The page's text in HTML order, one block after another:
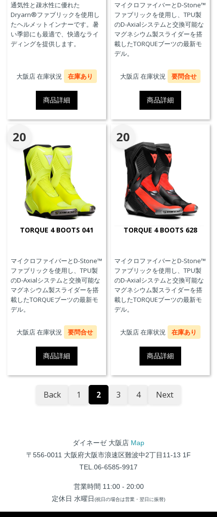
通気性と疎水性に優れた
Dryarn®ファブリックを使用し
たヘルメットインナーです。暑
い季節にも最適で、快適なライ
ディングを提供します。
大阪店 在庫状況 在庫あり
商品詳細
マイクロファイバーとD-Stone™
ファブリックを使用し、TPU製
のD-Axialシステムと交換可能な
マグネシウム製スライダーを搭
載したTORQUEブーツの最新モ
デル。
大阪店 在庫状況 要問合せ
商品詳細
20
TORQUE 4 BOOTS 041
マイクロファイバーとD-Stone™
ファブリックを使用し、TPU製
のD-Axialシステムと交換可能な
マグネシウム製スライダーを搭
載したTORQUEブーツの最新モ
デル。
大阪店 在庫状況 要問合せ
商品詳細
20
TORQUE 4 BOOTS 628
マイクロファイバーとD-Stone™
ファブリックを使用し、TPU製
のD-Axialシステムと交換可能な
マグネシウム製スライダーを搭
載したTORQUEブーツの最新モ
デル。
大阪店 在庫状況 在庫あり
商品詳細
Back 1 2 3 4 Next
ダイネーゼ 大阪店 Map
〒556-0011 大阪府大阪市浪速区難波中2丁目11-13 1F
TEL.06-6585-9917
営業時間 11:00 - 20:00
定休日 水曜日(祝日の場合は営業・翌日に振替)